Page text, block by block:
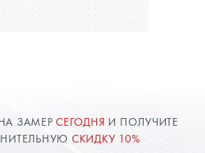
ЗАМЕРСЕГОДНЯ И ПОЛУЧИТЕ
СКИДКУ 10%